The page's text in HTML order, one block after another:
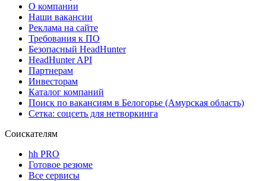
О компании
Наши вакансии
Реклама на сайте
Требования к ПО
Безопасный HeadHunter
HeadHunter API
Партнерам
Инвесторам
Каталог компаний
Поиск по вакансиям в Белогорье (Амурская область)
Сетка: соцсеть для нетворкинга
Соискателям
hh PRO
Готовое резюме
Все сервисы